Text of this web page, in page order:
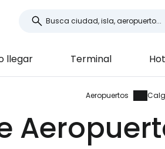
llegar Terminal
Aeropuertos